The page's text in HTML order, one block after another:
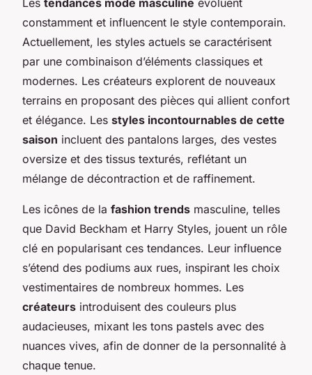
constamment et influencent le style contemporain.
Actuellement, les styles actuels se caractérisent
par une combinaison d’éléments classiques et
modernes. Les créateurs explorent de nouveaux
terrains en proposant des pièces qui allient confort
et élégance. Les styles incontournables de cette
saison incluent des pantalons larges, des vestes
oversize et des tissus texturés, reflétant un
mélange de décontraction et de raffinement.
Les icônes de la fashion trends masculine, telles
que David Beckham et Harry Styles, jouent un rôle
clé en popularisant ces tendances. Leur influence
s’étend des podiums aux rues, inspirant les choix
vestimentaires de nombreux hommes. Les
créateurs introduisent des couleurs plus
audacieuses, mixant les tons pastels avec des
nuances vives, afin de donner de la personnalité à
chaque tenue.